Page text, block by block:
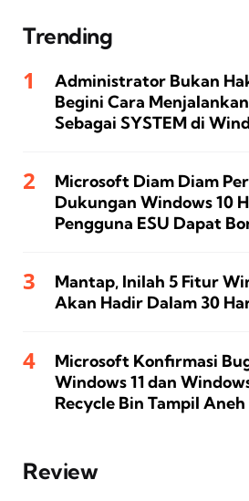
Trending
Administrator Bukan
Begini Cara
Sebagai SYSTEM di
Microsoft Diam Diam
Dukungan Windows 10
Pengguna ESU Dapat
Mantap, Inilah 5 Fitur
Akan Hadir Dalam 30
Microsoft Konfirmasi
Windows 11 dan
Recycle Bin Tampil Aneh
Review